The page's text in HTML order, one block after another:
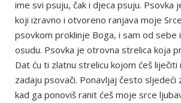
ime svi psuju, čak i djeca psuju. Psovka
koji izravno i otvoreno ranjava moje
psovkom proklinje Boga, i sam od sebe
osudu. Psovka je otrovna strelica koja
Dat ću ti zlatnu strelicu kojom ćeš liječiti
zadaju psovači. Ponavljaj često sljedeći
kad ga ponoviš ranit ćeš moje srce